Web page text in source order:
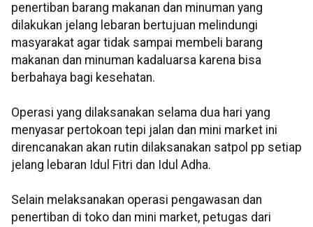
penertiban barang makanan dan minuman yang
dilakukan jelang lebaran bertujuan melindungi
masyarakat agar tidak sampai membeli barang
makanan dan minuman kadaluarsa karena bisa
berbahaya bagi kesehatan.
Operasi yang dilaksanakan selama dua hari yang
menyasar pertokoan tepi jalan dan mini market ini
direncanakan akan rutin dilaksanakan satpol pp setiap
jelang lebaran Idul Fitri dan Idul Adha.
Selain melaksanakan operasi pengawasan dan
penertiban di toko dan mini market, petugas dari